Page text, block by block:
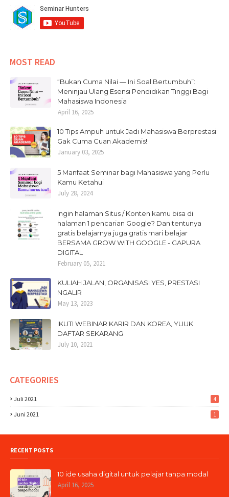
MOST READ
“Bukan Cuma Nilai — Ini Soal Bertumbuh”:
Meninjau Ulang Esensi Pendidikan Tinggi Bagi
Mahasiswa Indonesia
April 16, 2025
10 Tips Ampuh untuk Jadi Mahasiswa Berprestasi:
Gak Cuma Cuan Akademis!
January 03, 2025
5 Manfaat Seminar bagi Mahasiswa yang Perlu
Kamu Ketahui
July 28, 2024
Ingin halaman Situs / Konten kamu bisa di
halaman 1 pencarian Google? Dan tentunya
gratis belajarnya juga gratis mari belajar
BERSAMA GROW WITH GOOGLE - GAPURA
DIGITAL
February 05, 2021
KULIAH JALAN, ORGANISASI YES, PRESTASI
NGALIR
May 13, 2023
IKUTI WEBINAR KARIR DAN KOREA, YUUK
DAFTAR SEKARANG
July 10, 2021
CATEGORIES
Juli 2021 4
Juni 2021 1
RECENT POSTS
10 ide usaha digital untuk pelajar tanpa modal
April 16, 2025